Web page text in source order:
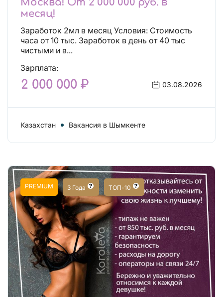
месяц!
Заработок 2мл в месяц Условия: Стоимость
часа от 10 тыс. Заработок в день от 40 тыс
чистыми и в...
Зарплата:
2 000 000 ₽ 03.08.2026
Казахстан Вакансия в Шымкенте
PREMIUM 3 Года ТОП-10